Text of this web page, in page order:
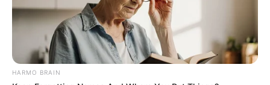
Σπείρα είχε στήσει υπερσύγχρονα
εργαστήρια κάνναβης στην Αττική και
πουλούσε ναρκωτικά μέχρι και στην
Πανεπιστημιούπολη
HARMO BRAIN